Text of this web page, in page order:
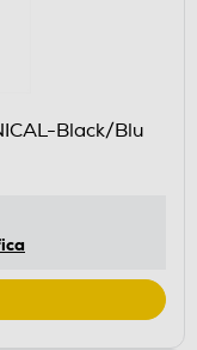
Black/Blu